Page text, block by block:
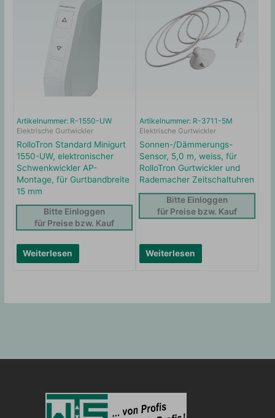
Artikelnummer: R-1550-UW
Elektrische Gurtwickler
RolloTron Standard Minigurt
1550-UW, elektronischer
Schwenkwickler AP-
Montage, für Gurtbandbreite
15 mm
Weiterlesen
Bitte Einloggen
für Preise bzw. Kauf
Artikelnummer: R-3711-5M
Elektrische Gurtwickler
Sonnen-/Dämmerungs-
Sensor, 5,0 m, weiss, für
RolloTron Gurtwickler und
Rademacher Zeitschaltuhren
Weiterlesen
Bitte Einloggen
für Preise bzw. Kauf